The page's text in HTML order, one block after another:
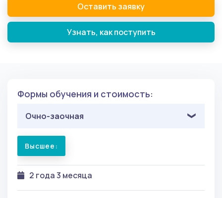
Оставить заявку
Узнать, как поступить
Формы обучения и стоимость:
Очно-заочная
Высшее:
2 года 3 месяца